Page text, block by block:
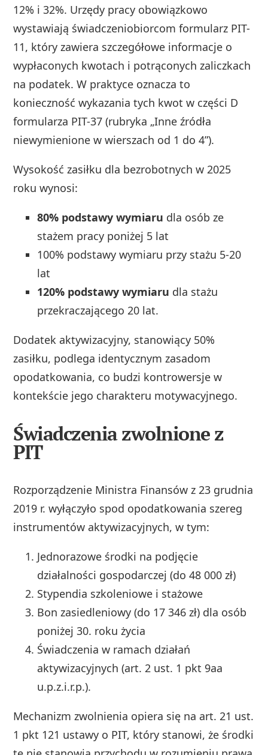
12% i 32%. Urzędy pracy obowiązkowo
wystawiają świadczeniobiorcom formularz PIT-
11, który zawiera szczegółowe informacje o
wypłaconych kwotach i potrąconych zaliczkach
na podatek. W praktyce oznacza to
konieczność wykazania tych kwot w części D
formularza PIT-37 (rubryka „Inne źródła
niewymienione w wierszach od 1 do 4”).
Wysokość zasiłku dla bezrobotnych w 2025
roku wynosi:
80% podstawy wymiaru dla osób ze
stażem pracy poniżej 5 lat
100% podstawy wymiaru przy stażu 5-20
lat
120% podstawy wymiaru dla stażu
przekraczającego 20 lat.
Dodatek aktywizacyjny, stanowiący 50%
zasiłku, podlega identycznym zasadom
opodatkowania, co budzi kontrowersje w
kontekście jego charakteru motywacyjnego.
Świadczenia zwolnione z
PIT
Rozporządzenie Ministra Finansów z 23 grudnia
2019 r. wyłączyło spod opodatkowania szereg
instrumentów aktywizacyjnych, w tym:
Jednorazowe środki na podjęcie
działalności gospodarczej (do 48 000 zł)
Stypendia szkoleniowe i stażowe
Bon zasiedleniowy (do 17 346 zł) dla osób
poniżej 30. roku życia
Świadczenia w ramach działań
aktywizacyjnych (art. 2 ust. 1 pkt 9aa
u.p.z.i.r.p.).
Mechanizm zwolnienia opiera się na art. 21 ust.
1 pkt 121 ustawy o PIT, który stanowi, że środki